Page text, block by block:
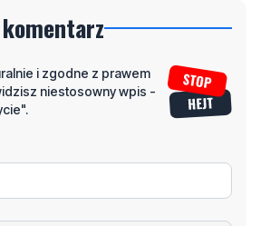
i zgodne z prawem
niestosowny wpis -